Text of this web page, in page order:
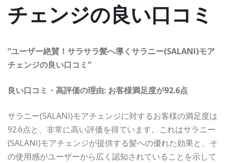
チェンジの良い口コミ
“ユーザー絶賛！サラサラ髪へ導くサラニー(SALANI)モア
チェンジの良い口コミ”
良い口コミ・高評価の理由: お客様満足度が92.6点
サラニー(SALANI)モアチェンジに対するお客様の満足度は
92.6点と、非常に高い評価を得ています。これはサラニー
(SALANI)モアチェンジが提供する髪への優れた効果と、そ
の使用感がユーザーから広く認知されていることを示して